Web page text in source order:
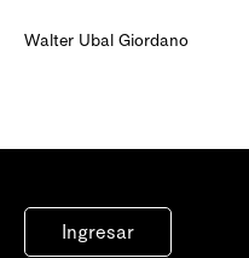
Walter Ubal Giordano
Ingresar